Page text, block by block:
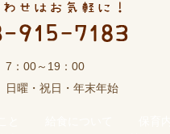
7：00～19：00
日曜・祝日・年末年始